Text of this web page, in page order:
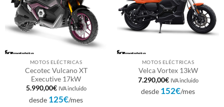
MOTOS ELÉCTRICAS
Cecotec Vulcano XT
Executive 17kW
5.990,00€ IVA incluido
desde 125€/mes
MOTOS ELÉCTRICAS
Velca Vortex 13kW
7.290,00€ IVA incluido
desde 152€/mes